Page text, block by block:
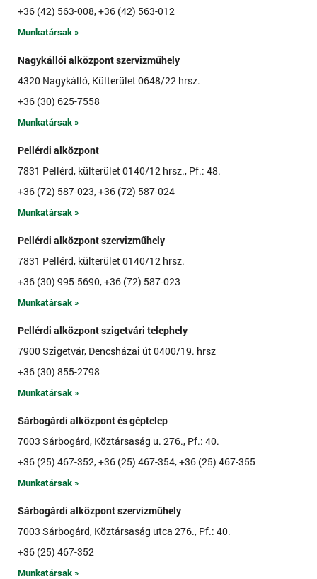
+36 (42) 563-008, +36 (42) 563-012
Munkatársak »
Nagykállói alközpont szervizműhely
4320 Nagykálló, Külterület 0648/22 hrsz.
+36 (30) 625-7558
Munkatársak »
Pellérdi alközpont
7831 Pellérd, külterület 0140/12 hrsz., Pf.: 48.
+36 (72) 587-023, +36 (72) 587-024
Munkatársak »
Pellérdi alközpont szervizműhely
7831 Pellérd, külterület 0140/12 hrsz.
+36 (30) 995-5690, +36 (72) 587-023
Munkatársak »
Pellérdi alközpont szigetvári telephely
7900 Szigetvár, Dencsházai út 0400/19. hrsz
+36 (30) 855-2798
Munkatársak »
Sárbogárdi alközpont és géptelep
7003 Sárbogárd, Köztársaság u. 276., Pf.: 40.
+36 (25) 467-352, +36 (25) 467-354, +36 (25) 467-355
Munkatársak »
Sárbogárdi alközpont szervizműhely
7003 Sárbogárd, Köztársaság utca 276., Pf.: 40.
+36 (25) 467-352
Munkatársak »